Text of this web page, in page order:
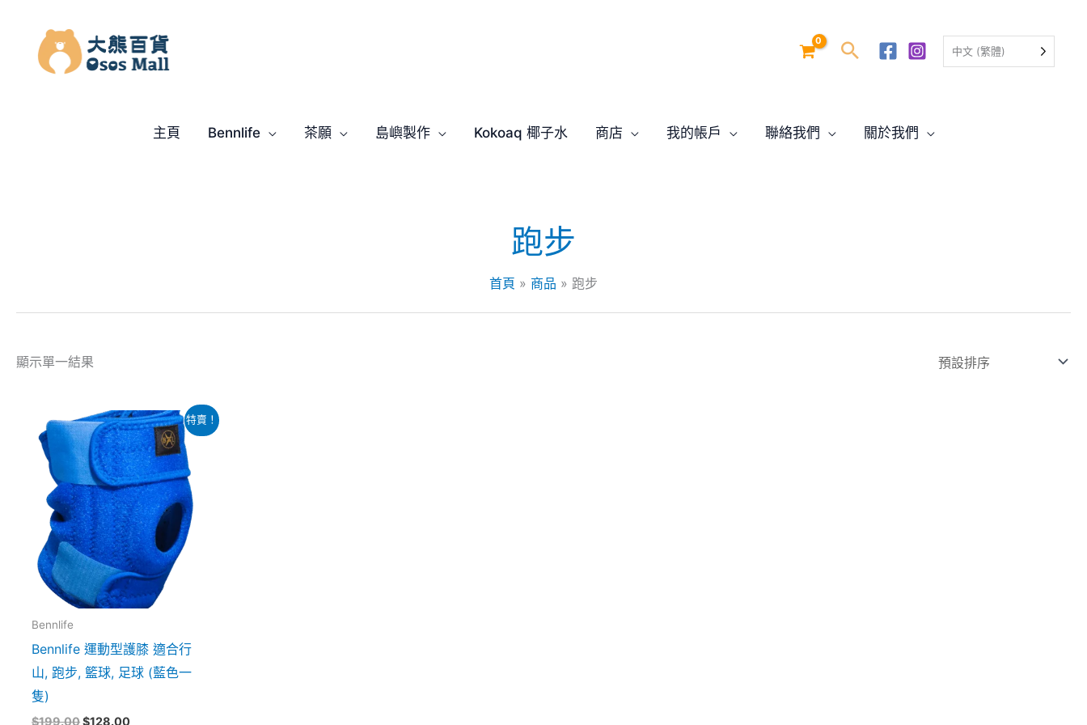
中文 (繁體)
主頁 Bennlife 茶願 島嶼製作 Kokoaq 椰子水 商店 我的帳戶 聯絡我們 關於我們
跑步
首頁 商品 跑步
顯示單一結果
特賣！
Bennlife
Bennlife 運動型護膝 適合行
山, 跑步, 籃球, 足球 (藍色一
隻)
$199.00
原
始
價
格：
$199.00。
$128.00
目
前
價
格：
$128.00。